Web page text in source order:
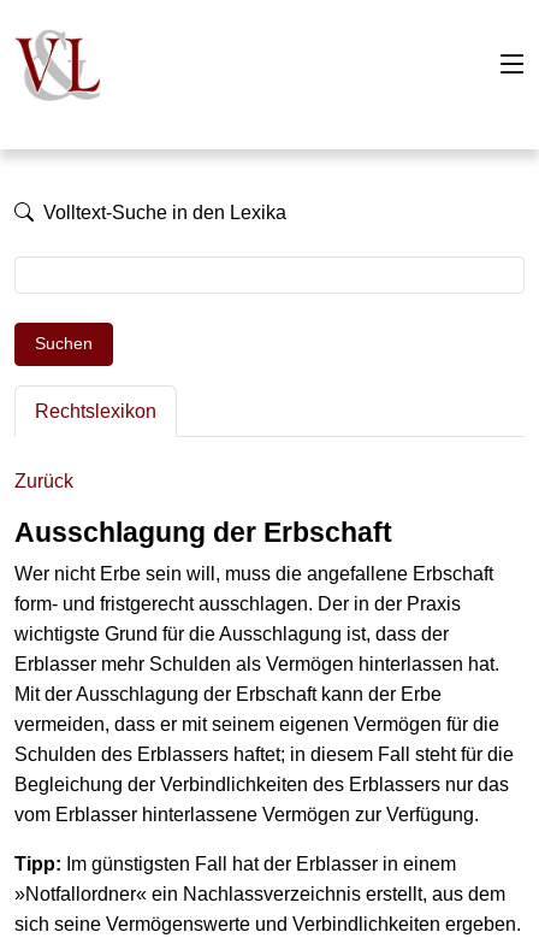
Volltext-Suche in den Lexika
Suchen
Rechtslexikon
Zurück
Ausschlagung der Erbschaft
Wer nicht Erbe sein will, muss die angefallene Erbschaft
form- und fristgerecht ausschlagen. Der in der Praxis
wichtigste Grund für die Ausschlagung ist, dass der
Erblasser mehr Schulden als Vermögen hinterlassen hat.
Mit der Ausschlagung der Erbschaft kann der Erbe
vermeiden, dass er mit seinem eigenen Vermögen für die
Schulden des Erblassers haftet; in diesem Fall steht für die
Begleichung der Verbindlichkeiten des Erblassers nur das
vom Erblasser hinterlassene Vermögen zur Verfügung.
Tipp: Im günstigsten Fall hat der Erblasser in einem
»Notfallordner« ein Nachlassverzeichnis erstellt, aus dem
sich seine Vermögenswerte und Verbindlichkeiten ergeben.